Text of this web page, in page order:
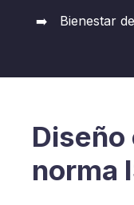
Bienestar
Diseño
norma